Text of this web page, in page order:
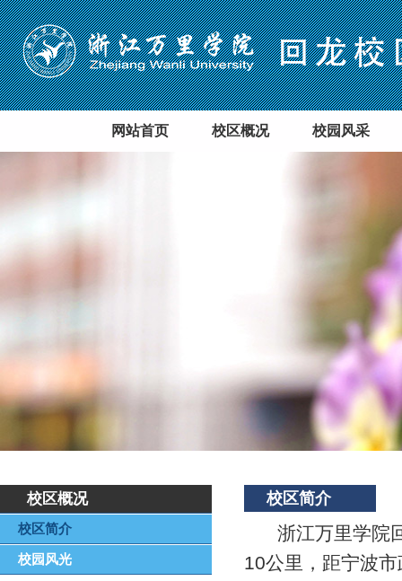
网站首页 校区概况 校园风采
校区概况
校区简介
校园风光
校区简介
浙江万里学院
10公里，距宁波市